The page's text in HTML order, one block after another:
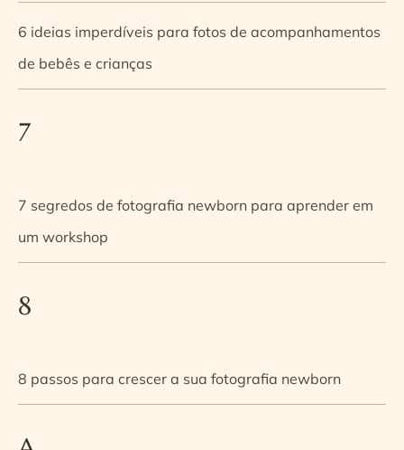
6 ideias imperdíveis para fotos de acompanhamentos
de bebês e crianças
7
7 segredos de fotografia newborn para aprender em
um workshop
8
8 passos para crescer a sua fotografia newborn